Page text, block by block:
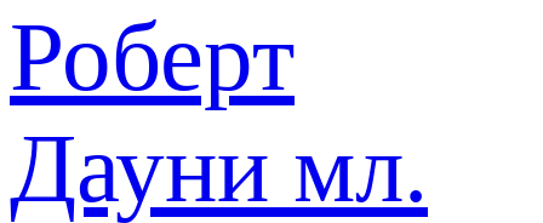
Роберт
Дауни мл.